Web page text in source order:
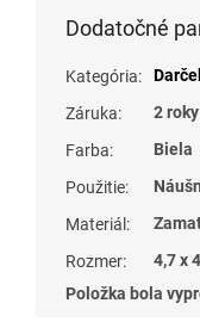
Dodatočné
Kategória:
Záruka:
2 roky
Farba:
Biela
Použitie:
Materiál :
Rozmer:
4,7 x
Položka bola